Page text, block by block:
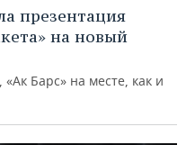
презентация
на новый
Барс» на месте, как и